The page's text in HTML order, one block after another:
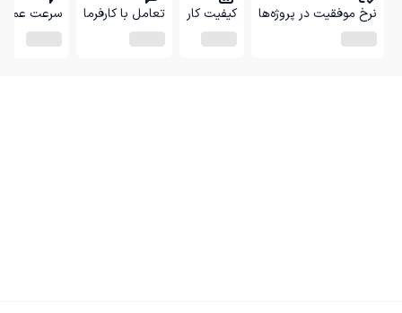
نرخ موفقیت در پروژه‌ها کیفیت کار تعامل با کارفرما سرعت عمل